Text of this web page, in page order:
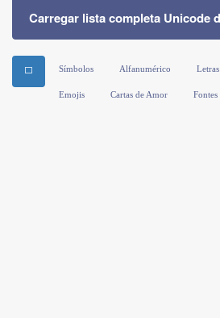
Carregar lista completa Unicode
⬜ Símbolos Alfanumérico
Emojis Cartas de Amor Fontes